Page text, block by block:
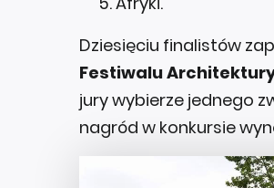
Dziesięciu finalistów
Festiwalu
jury wybierze jednego
nagród w konkursie